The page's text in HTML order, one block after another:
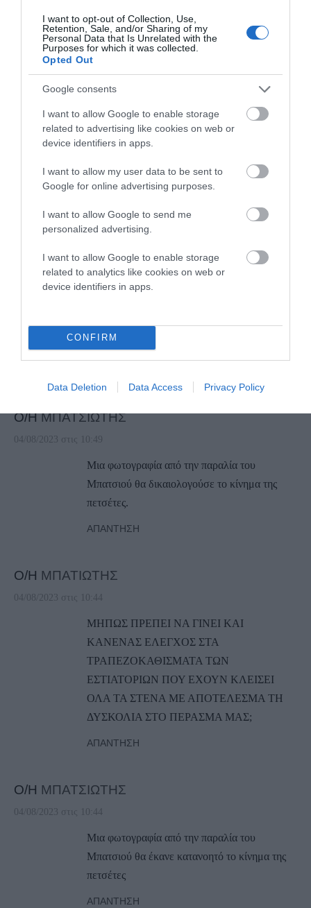
I want to opt-out of Collection, Use,
Retention, Sale, and/or Sharing of my
Personal Data that Is Unrelated with the
Purposes for which it was collected.
Opted Out
Google consents
I want to allow Google to enable storage
related to advertising like cookies on web or
device identifiers in apps.
I want to allow my user data to be sent to
Google for online advertising purposes.
I want to allow Google to send me
personalized advertising.
I want to allow Google to enable storage
related to analytics like cookies on web or
device identifiers in apps.
CONFIRM
Data Deletion Data Access Privacy Policy
ενημέρωση σας. Η φωτογραφία ήταν μέσα
Ιουλίου στις Αποθήκες. Προς ενημέρωησ
σας…
ΔΕΝ την αναγνωρίσατε. Αυτό σχολιάσαμε.
2. Πάτε στις Αποθήκες, αλλά ΔΕΝ διαβάσατε
ΚΑΝΕΝΑΝ. Που βρήκατε εσείς ειρωνεία στο
Κάναμε μια χιουμοριστική αναφορά στο
σχόλιο σας. Το εκλάβατε σαν ειρωνεία. Προς
τι η επίθεση κατά όλου του άρθρου; Αυτό
δείχνει κακή πίστη;
3. Τα άλλα που σχολιάζετε τι σχέση έχουν με
καταλαβαίνουμε…
Ευχαριστούμε πάντως για την απάντηση σας.
Ο/ΗΜΠΑΤΣΙΩΤΗΣ
04/08/2023 στις 10:49
Μια φωτογραφία από την παραλία του
Μπατσιού θα δικαιολογούσε το κίνημα της
πετσέτες.
ΑΠΆΝΤΗΣΗ
Ο/Η ΜΠΑΤΙΩΤΗΣ
04/08/2023 στις 10:44
ΜΗΠΩΣ ΠΡΕΠΕΙ ΝΑ ΓΙΝΕΙ ΚΑΙ
ΚΑΝΕΝΑΣ ΕΛΕΓΧΟΣ ΣΤΑ
ΤΡΑΠΕΖΟΚΑΘΙΣΜΑΤΑ ΤΩΝ
ΕΣΤΙΑΤΟΡΙΩΝ ΠΟΥ ΕΧΟΥΝ ΚΛΕΙΣΕΙ
ΟΛΑ ΤΑ ΣΤΕΝΑ ΜΕ ΑΠΟΤΕΛΕΣΜΑ ΤΗ
ΔΥΣΚΟΛΙΑ ΣΤΟ ΠΕΡΑΣΜΑ ΜΑΣ;
ΑΠΆΝΤΗΣΗ
Ο/Η ΜΠΑΤΣΙΩΤΗΣ
04/08/2023 στις 10:44
Μια φωτογραφία από την παραλία του
Μπατσιού θα έκανε κατανοητό το κίνημα της
πετσέτες
ΑΠΆΝΤΗΣΗ